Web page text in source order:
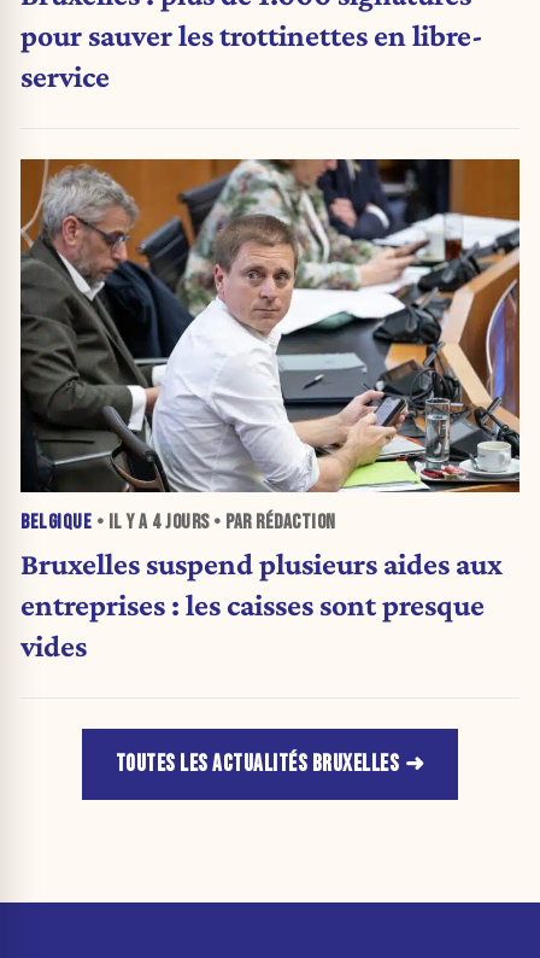
pour sauver les trottinettes en libre-
service
BELGIQUE • IL Y A 4 JOURS• PAR RÉDACTION
Bruxelles suspend plusieurs aides aux
entreprises : les caisses sont presque
vides
TOUTES LES ACTUALITÉS BRUXELLES